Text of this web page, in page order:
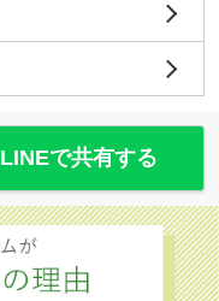
LINEで共有する